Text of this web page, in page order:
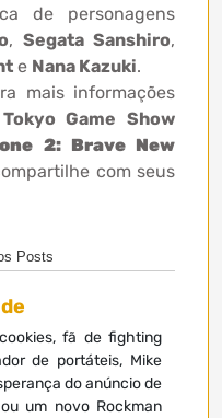
de personagens
, Segata Sanshiro,
e Nana Kazuki.
mais informações
Tokyo Game Show
2: Brave New
com seus
Posts
fã de fighting
de portáteis, Mike
do anúncio de
um novo Rockman